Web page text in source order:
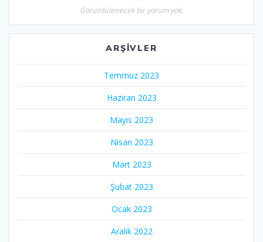
Görüntülenecek bir yorum yok.
ARŞIVLER
Temmuz 2023
Haziran 2023
Mayıs 2023
Nisan 2023
Mart 2023
Şubat 2023
Ocak 2023
Aralık 2022